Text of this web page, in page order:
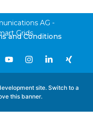
AG -
Grids
and Conditions
site. Switch to a
this banner.